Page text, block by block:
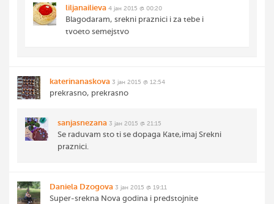
liljanailieva 4 јан 2015 @ 00:20
Blagodaram, srekni praznici i za tebe i
tvoeto semejstvo
katerinanaskova 3 јан 2015 @ 12:54
prekrasno, prekrasno
sanjasnezana 3 јан 2015 @ 21:15
Se raduvam sto ti se dopaga Kate,imaj Srekni
praznici.
Daniela Dzogova 3 јан 2015 @ 19:11
Super-srekna Nova godina i predstojnite